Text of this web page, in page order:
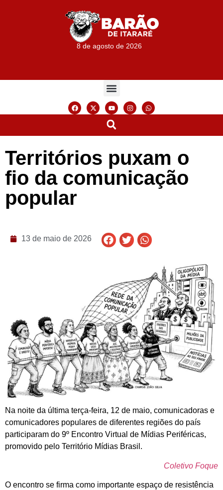
8 de agosto de 2026
Territórios puxam o
fio da comunicação
popular
13 de maio de 2026
Na noite da última terça-feira, 12 de maio, comunicadoras e
comunicadores populares de diferentes regiões do país
participaram do 9º Encontro Virtual de Mídias Periféricas,
promovido pelo Território Mídias Brasil.
Coletivo Foque
O encontro se firma como importante espaço de resistência